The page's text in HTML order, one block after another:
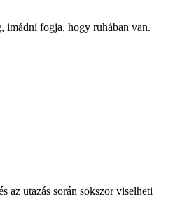
imádni fogja, hogy ruhában van.
az utazás során sokszor viselheti